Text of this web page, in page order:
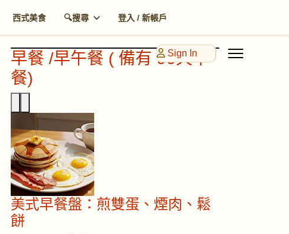
西式美食 🔍搜尋 登入 / 新帳戶
Sign In
早餐 /早午餐 ( 備有 90天早
餐)
美式早餐盤：煎雙蛋、煙肉、鬆
餅